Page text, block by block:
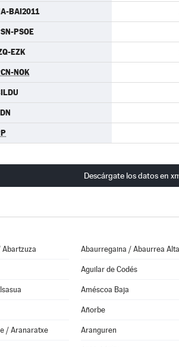
BAI2011
PSOE
EZK
NOK
Descárgate los datos en
Abartzuza Abaurregaina / Abaurrea Alta
Aguilar de Codés
Améscoa Baja
Añorbe
/ Aranaratxe Aranguren